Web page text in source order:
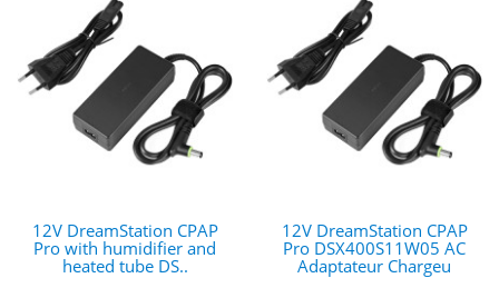
12V DreamStation CPAP
Pro with humidifier and
heated tube DS..
12V DreamStation CPAP
Pro DSX400S11W05 AC
Adaptateur Chargeu